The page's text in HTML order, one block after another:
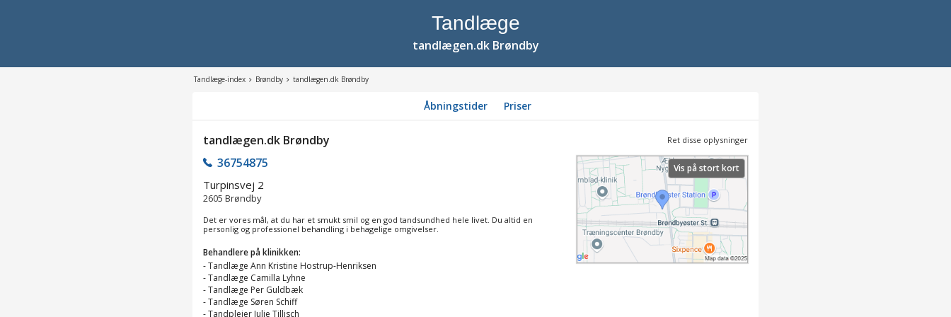
Tandlæge
tandlægen.dk Brøndby
Tandlæge-index Brøndby tandlægen.dk Brøndby
Åbningstider Priser
tandlægen.dk Brøndby
36754875
Turpinsvej 2
2605 Brøndby
Det er vores mål, at du har et smukt smil og en god tandsundhed hele livet. Du altid en
personlig og professionel behandling i behagelige omgivelser.
Behandlere på klinikken:
-Tandlæge Ann Kristine Hostrup-Henriksen
-Tandlæge Camilla Lyhne
-Tandlæge Per Guldbæk
-Tandlæge Søren Schiff
-Tandplejer Julie Tillisch
Ret disse oplysninger
Vis på stort kort